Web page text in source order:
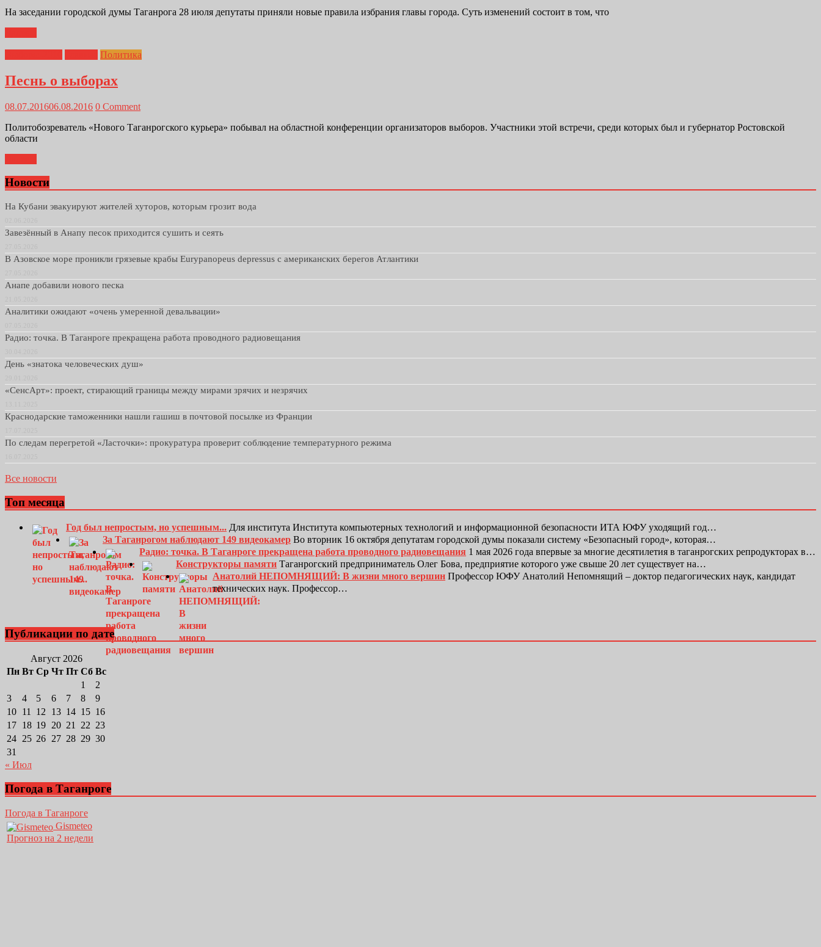
На заседании городской думы Таганрога 28 июля депутаты приняли новые правила избрания главы города. Суть изменений состоит в том, что
Политика
Песнь о выборах
08.07.201606.08.2016 0 Comment
Политобозреватель «Нового Таганрогского курьера» побывал на областной конференции организаторов выборов. Участники этой встречи, среди которых был и губернатор Ростовской
области
Новости
На Кубани эвакуируют жителей хуторов, которым грозит вода
Завезённый в Анапу песок приходится сушить и сеять
В Азовское море проникли грязевые крабы Eurypanopeus depressus с американских берегов Атлантики
Анапе добавили нового песка
Аналитики ожидают «очень умеренной девальвации»
Радио: точка. В Таганроге прекращена работа проводного радиовещания
День «знатока человеческих душ»
«СенсАрт»: проект, стирающий границы между мирами зрячих и незрячих
Краснодарские таможенники нашли гашиш в почтовой посылке из Франции
По следам перегретой «Ласточки»: прокуратура проверит соблюдение температурного режима
Все новости
Топ месяца
Год был непростым, но успешным... Для института Института компьютерных технологий и информационной безопасности ИТА ЮФУ уходящий год…
За Таганрогом наблюдают 149 видеокамер Во вторник 16 октября депутатам городской думы показали систему «Безопасный город», которая…
Радио: точка. В Таганроге прекращена работа проводного радиовещания 1 мая 2026 года впервые за многие десятилетия в таганрогских репродукторах в…
Конструкторы памяти Таганрогский предприниматель Олег Бова, предприятие которого уже свыше 20 лет существует на…
Анатолий НЕПОМНЯЩИЙ: В жизни много вершин Профессор ЮФУ Анатолий Непомнящий – доктор педагогических наук, кандидат
технических наук. Профессор…
Публикации по дате
Август 2026
Пн Вт Ср Чт Пт Сб Вс
1
2
3
4 5 6 7 8
9
10 11 12 13 14 15 16
17 18 19 20 21 22 23
24 25 26 27 28 29 30
31
« Июл
Погода в Таганроге
Погода в Таганроге
Gismeteo
Прогноз на 2 недели